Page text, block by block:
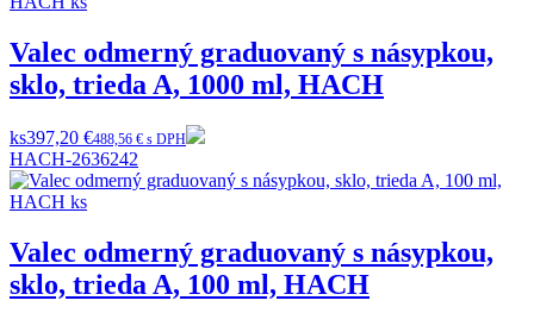
Valec odmerný graduovaný s násypkou,
sklo, trieda A, 1000 ml, HACH
ks397,20 €488,56 € s DPH
HACH-2636242
Valec odmerný graduovaný s násypkou,
sklo, trieda A, 100 ml, HACH